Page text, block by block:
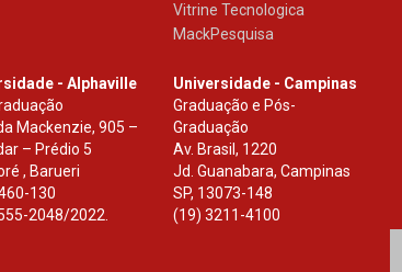
Vitrine Tecnologica
MackPesquisa
- Alphaville
Mackenzie, 905 –
– Prédio 5
, Barueri
130
2048/2022.
Universidade - Campinas
Graduação e Pós-
Graduação
Av. Brasil, 1220
Jd. Guanabara, Campinas
SP, 13073-148
(19) 3211-4100